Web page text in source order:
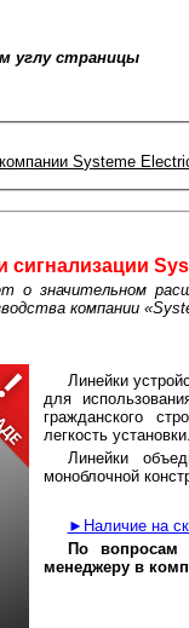
углу страницы
Systeme
сигнализации
о значительном
компании
Линейки
для
гражданского
легкость
Линейки
моноблочной
►Наличие на
По вопросам
менеджеру в